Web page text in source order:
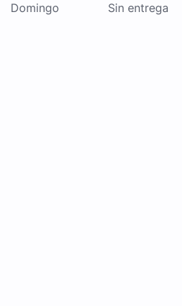
Domingo Sin entrega